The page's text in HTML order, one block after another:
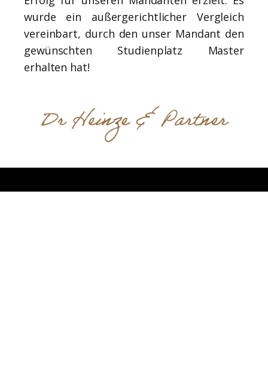
wurde ein außergerichtlicher Vergleich
vereinbart, durch den unser Mandant den
gewünschten Studienplatz Master
erhalten hat!